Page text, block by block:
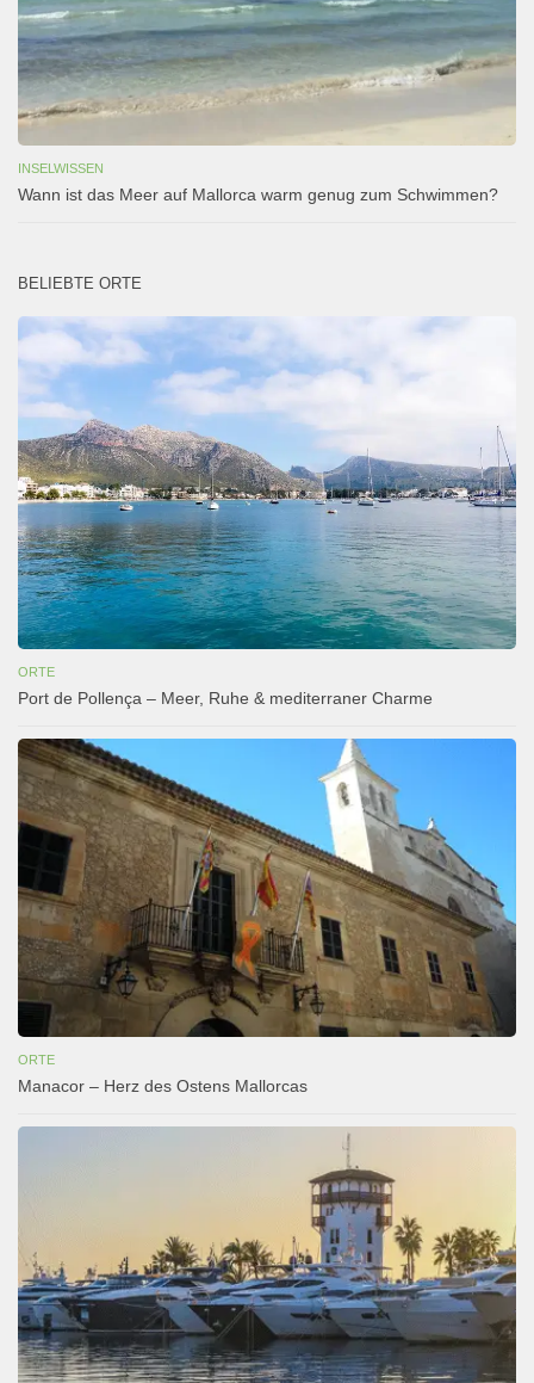
INSELWISSEN
Wann ist das Meer auf Mallorca warm genug zum Schwimmen?
BELIEBTE ORTE
ORTE
Port de Pollença – Meer, Ruhe & mediterraner Charme
ORTE
Manacor – Herz des Ostens Mallorcas